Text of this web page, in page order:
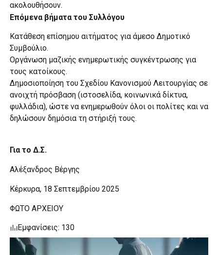
ακολουθήσουν.
Επόμενα βήματα του Συλλόγου
Κατάθεση επίσημου αιτήματος για άμεσο Δημοτικό
Συμβούλιο.
Οργάνωση μαζικής ενημερωτικής συγκέντρωσης για
τους κατοίκους.
Δημοσιοποίηση του Σχεδίου Κανονισμού Λειτουργίας σε
ανοιχτή πρόσβαση (ιστοσελίδα, κοινωνικά δίκτυα,
φυλλάδια), ώστε να ενημερωθούν όλοι οι πολίτες και να
δηλώσουν δημόσια τη στήριξή τους.
Για το Δ.Σ.
Αλέξανδρος Βέργης
Κέρκυρα, 18 Σεπτεμβρίου 2025
ΦΩΤΟ ΑΡΧΕΙΟΥ
Εμφανίσεις: 130